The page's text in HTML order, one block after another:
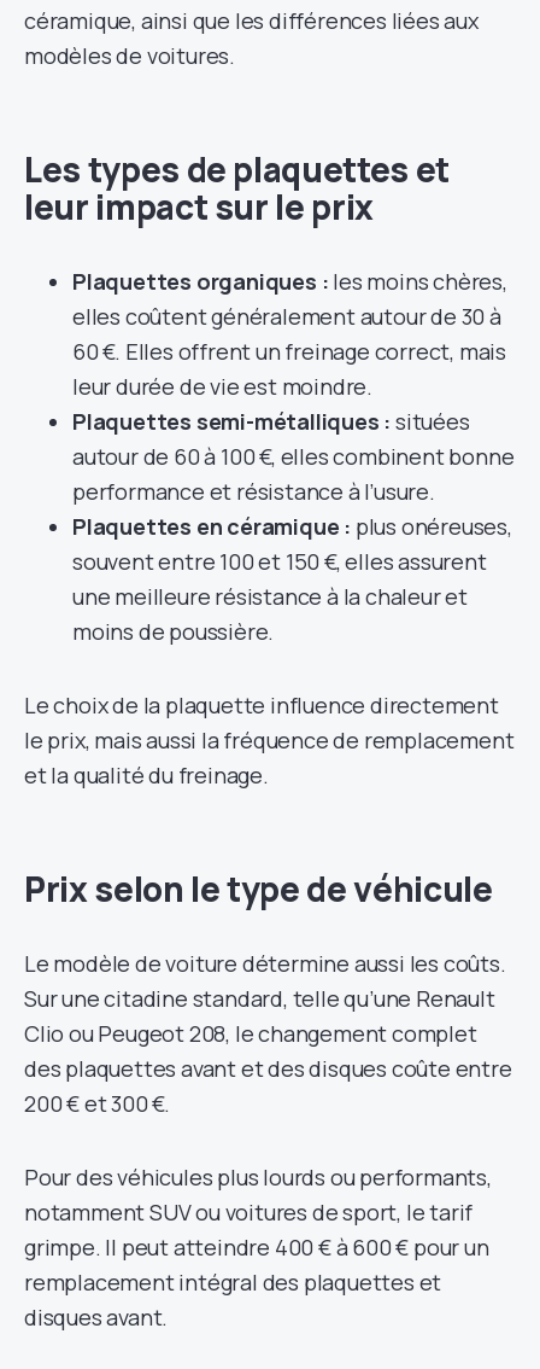
céramique, ainsi que les différences liées aux
modèles de voitures.
Les types de plaquettes et
leur impact sur le prix
Plaquettes organiques : les moins chères,
elles coûtent généralement autour de 30 à
60 €. Elles offrent un freinage correct, mais
leur durée de vie est moindre.
Plaquettes semi-métalliques : situées
autour de 60 à 100 €, elles combinent bonne
performance et résistance à l’usure.
Plaquettes en céramique : plus onéreuses,
souvent entre 100 et 150 €, elles assurent
une meilleure résistance à la chaleur et
moins de poussière.
Le choix de la plaquette influence directement
le prix, mais aussi la fréquence de remplacement
et la qualité du freinage.
Prix selon le type de véhicule
Le modèle de voiture détermine aussi les coûts.
Sur une citadine standard, telle qu’une Renault
Clio ou Peugeot 208, le changement complet
des plaquettes avant et des disques coûte entre
200 € et 300 €.
Pour des véhicules plus lourds ou performants,
notamment SUV ou voitures de sport, le tarif
grimpe. Il peut atteindre 400 € à 600 € pour un
remplacement intégral des plaquettes et
disques avant.